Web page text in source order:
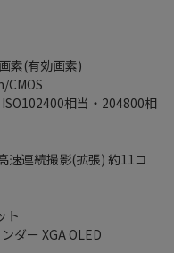
素(有効画素)
相当・204800相
速連続撮影(拡張) 約11コ
ト
ダー XGA OLED